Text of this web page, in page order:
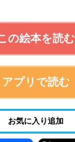
の絵本を読む
アプリで読む
お気に入り追加